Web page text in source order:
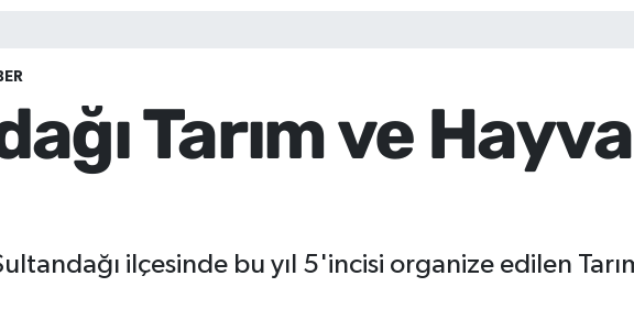
Tarım ve
ilçesinde bu yıl 5'incisi organize edilen